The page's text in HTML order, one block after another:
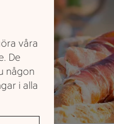
våra
De
någon
i alla